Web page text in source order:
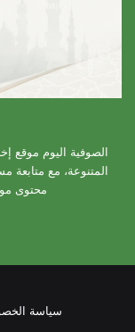
الصوفية اليوم موقع
المتنوعة، مع متابعة
محتوى
سياسة